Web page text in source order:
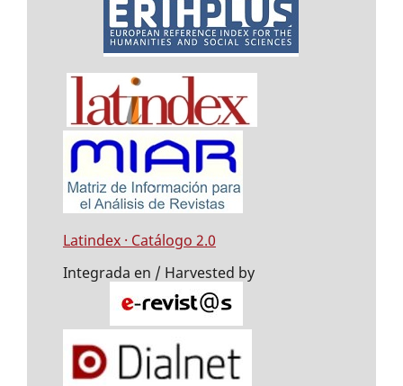
Latindex · Catálogo 2.0
Integrada en / Harvested by